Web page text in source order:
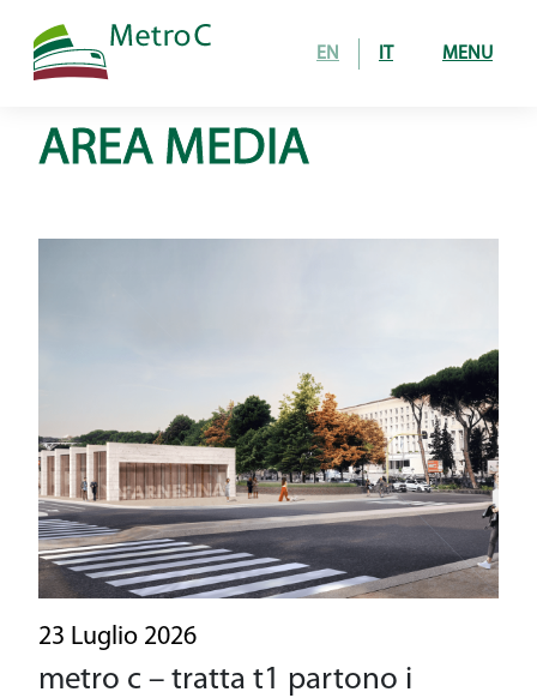
EN IT MENU
Home
Opera
Come si costruisce
gallerie
stazioni e pozzi
Una linea driverless
Il patrimonio storico
Sostenibilità
AREA MEDIA
23 Luglio 2026
metro c – tratta t1 partono i